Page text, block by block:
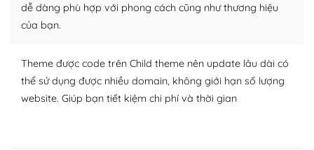
WordPress đa dạng plugin và themes
Với mọi Hosting bất kỳ thì WordPress đều có thể dễ
dàng thiết lập vì thực tế nó đã cung cấp khoảng 60%
dễ dàng phù hợp với phong cách cũng như thương hiệu
của bạn.
Theme được code trên Child theme nên update lâu dài có
thể sử dụng được nhiều domain, không giới hạn số lượng
website. Giúp bạn tiết kiệm chi phí và thời gian